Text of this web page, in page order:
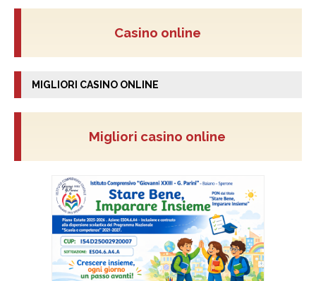
Casino online
MIGLIORI CASINO ONLINE
Migliori casino online